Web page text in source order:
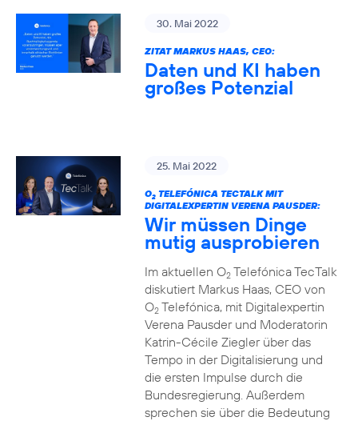
30. Mai 2022
ZITAT MARKUS HAAS, CEO:
Daten und KI haben
großes Potenzial
25. Mai 2022
O2TELEFÓNICA TECTALK MIT
DIGITALEXPERTIN VERENA PAUSDER:
Wir müssen Dinge
mutig ausprobieren
Im aktuellen O2Telefónica TecTalk
diskutiert Markus Haas, CEO von
O2Telefónica, mit Digitalexpertin
Verena Pausder und Moderatorin
Katrin-Cécile Ziegler über das
Tempo in der Digitalisierung und
die ersten Impulse durch die
Bundesregierung. Außerdem
sprechen sie über die Bedeutung